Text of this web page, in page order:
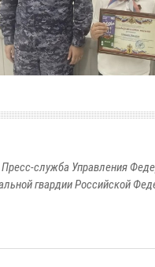
Пресс-служба Управления
гвардии Российской